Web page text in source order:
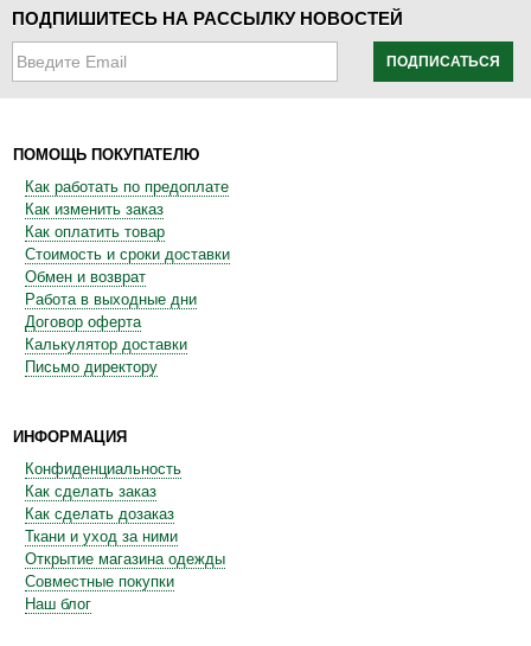
ПОДПИШИТЕСЬ НА РАССЫЛКУ НОВОСТЕЙ
ПОДПИСАТЬСЯ
ПОМОЩЬ ПОКУПАТЕЛЮ
Как работать по предоплате
Как изменить заказ
Как оплатить товар
Стоимость и сроки доставки
Обмен и возврат
Работа в выходные дни
Договор оферта
Калькулятор доставки
Письмо директору
ИНФОРМАЦИЯ
Конфиденциальность
Как сделать заказ
Как сделать дозаказ
Ткани и уход за ними
Открытие магазина одежды
Совместные покупки
Наш блог